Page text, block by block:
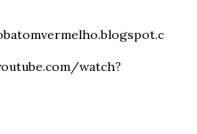
watch?